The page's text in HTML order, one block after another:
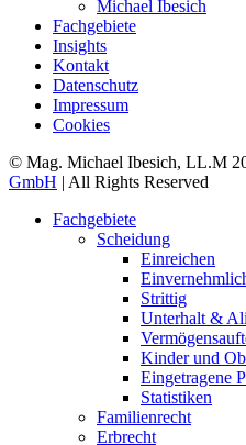
Michael Ibesich
Fachgebiete
Insights
Kontakt
Datenschutz
Impressum
Cookies
© Mag. Michael Ibesich, LL.M
GmbH | All Rights Reserved
Fachgebiete
Scheidung
Einreichen
Strittig
Unterhalt &
Kinder und
Eingetragene
Statistiken
Familienrecht
Erbrecht